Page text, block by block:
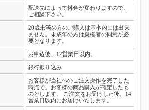
配送先によって料金が変わりますので、
ご相談下さい。
20歳未満の方のご購入は基本的には出来
ません。未成年の方は親権者の同意が必
要となります。
お申込後、12営業日以内。
銀行振り込み
お客様が当社へのご注文操作を完了した
時点で、お客様の商品購入が確定したも
のとします。 ご注文をお受けした後、14
営業日以内にお届けいたします。